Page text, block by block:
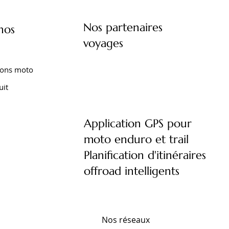
FOURCHE EMC KIT CARTOUCHE
YAMAHA TRACER 9 (2021- )
AMORTISSEUR EMC YAMAHA XTZ 660
TENERE (2008-2016)
AMORTISSEUR EMC YAMAHA TENERE
moto
Nos partenaires
voyages
Application GPS pour
moto enduro et trail
Planification d'itinéraires
offroad intelligents
Nos réseaux